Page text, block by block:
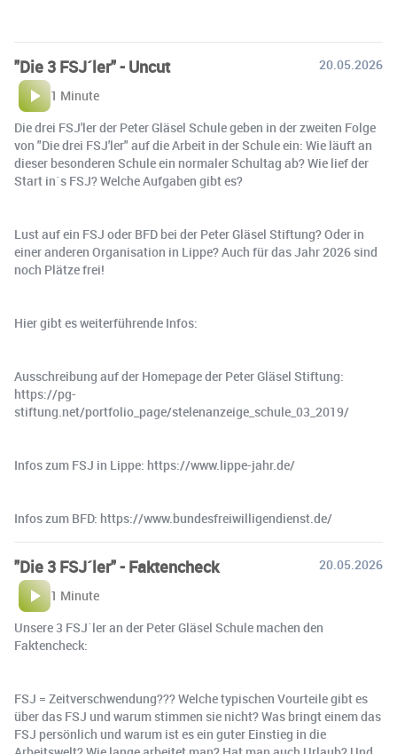
"Die 3 FSJ´ler" - Uncut
20.05.2026
1 Minute
Die drei FSJ'ler der Peter Gläsel Schule geben in der zweiten Folge
von "Die drei FSJ'ler" auf die Arbeit in der Schule ein: Wie läuft an
dieser besonderen Schule ein normaler Schultag ab? Wie lief der
Start in´s FSJ? Welche Aufgaben gibt es?
Lust auf ein FSJ oder BFD bei der Peter Gläsel Stiftung? Oder in
einer anderen Organisation in Lippe? Auch für das Jahr 2026 sind
noch Plätze frei!
Hier gibt es weiterführende Infos:
Ausschreibung auf der Homepage der Peter Gläsel Stiftung:
https://pg-
stiftung.net/portfolio_page/stelenanzeige_schule_03_2019/
Infos zum FSJ in Lippe: https://www.lippe-jahr.de/
Infos zum BFD: https://www.bundesfreiwilligendienst.de/
"Die 3 FSJ´ler" - Faktencheck
20.05.2026
1 Minute
Unsere 3 FSJ´ler an der Peter Gläsel Schule machen den
Faktencheck:
FSJ = Zeitverschwendung??? Welche typischen Vourteile gibt es
über das FSJ und warum stimmen sie nicht? Was bringt einem das
FSJ persönlich und warum ist es ein guter Einstieg in die